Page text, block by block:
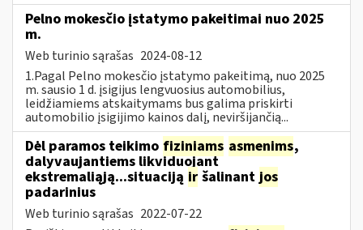
Pelno mokesčio įstatymo pakeitimai nuo 2025
m.
Web turinio sąrašas 2024-08-12
1.Pagal Pelno mokesčio įstatymo pakeitimą, nuo 2025
m. sausio 1 d. įsigijus lengvuosius automobilius,
leidžiamiems atskaitymams bus galima priskirti
automobilio įsigijimo kainos dalį, neviršijančią...
Dėl paramos teikimo fiziniams asmenims,
dalyvaujantiems likviduojant
ekstremaliąją...situaciją ir šalinant jos
padarinius
Web turinio sąrašas 2022-07-22